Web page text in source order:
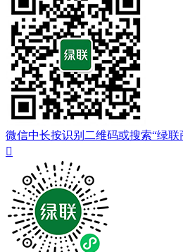
微信中长按识别二维码或搜索“绿联
